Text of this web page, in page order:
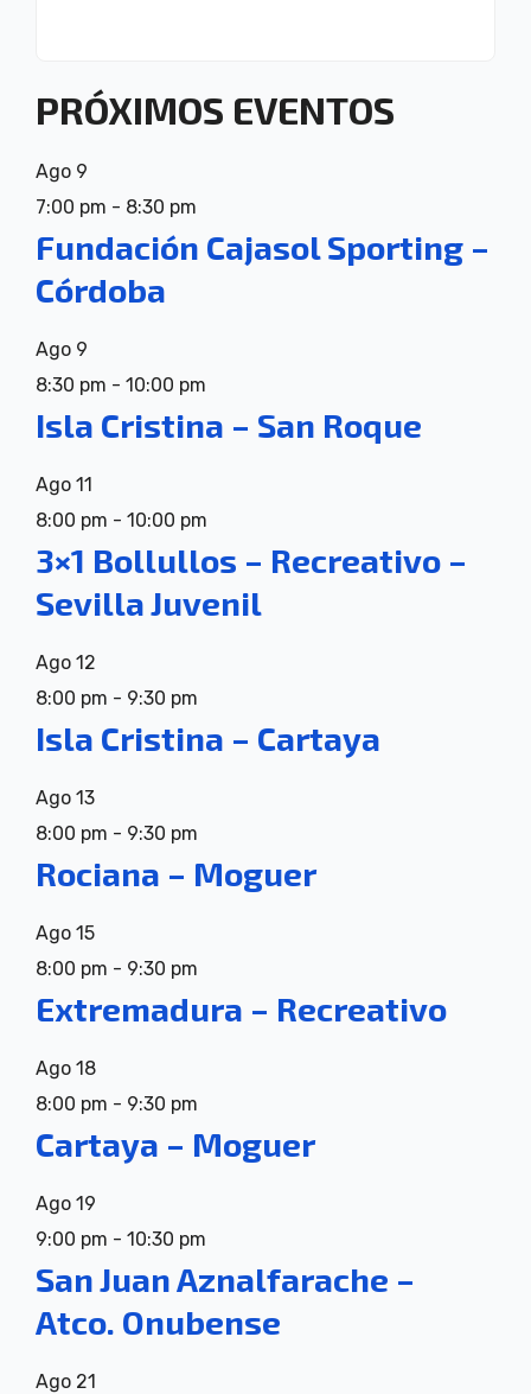
PRÓXIMOS EVENTOS
Ago 9
7:00 pm - 8:30 pm
Fundación Cajasol Sporting –
Córdoba
Ago 9
8:30 pm - 10:00 pm
Isla Cristina – San Roque
Ago 11
8:00 pm - 10:00 pm
3×1 Bollullos – Recreativo –
Sevilla Juvenil
Ago 12
8:00 pm - 9:30 pm
Isla Cristina – Cartaya
Ago 13
8:00 pm - 9:30 pm
Rociana – Moguer
Ago 15
8:00 pm - 9:30 pm
Extremadura – Recreativo
Ago 18
8:00 pm - 9:30 pm
Cartaya – Moguer
Ago 19
9:00 pm - 10:30 pm
San Juan Aznalfarache –
Atco. Onubense
Ago 21